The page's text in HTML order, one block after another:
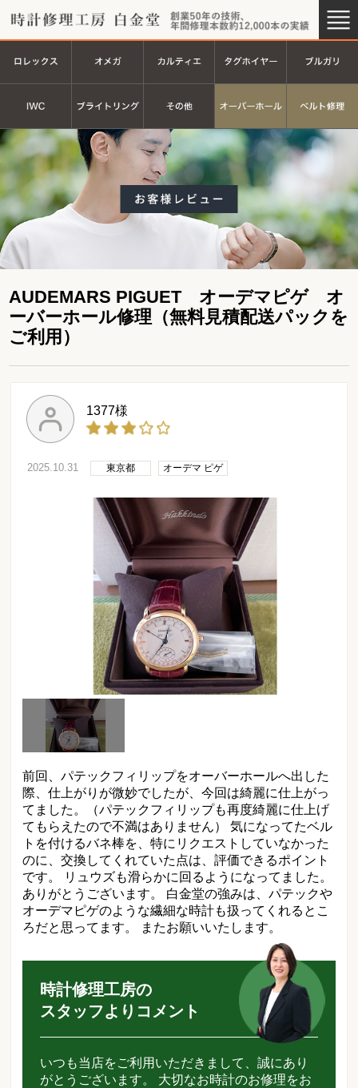
時計修理工房 白金堂（時計修理
創業44
AUDEMARS PIGUET オーデマピゲ オ
ーバーホール修理（無料見積配送パックを
ご利用）
1377様
2025.10.31 東京都 オーデマ ピゲ
前回、パテックフィリップをオーバーホールへ出した
際、仕上がりが微妙でしたが、今回は綺麗に仕上がっ
てました。（パテックフィリップも再度綺麗に仕上げ
てもらえたので不満はありません） 気になってたベル
トを付けるバネ棒を、特にリクエストしていなかった
のに、交換してくれていた点は、評価できるポイント
です。 リュウズも滑らかに回るようになってました。
ありがとうございます。 白金堂の強みは、パテックや
オーデマピゲのような繊細な時計も扱ってくれるとこ
ろだと思ってます。 またお願いいたします。
時計修理工房の
スタッフよりコメント
いつも当店をご利用いただきまして、誠にあり
がとうございます。 大切なお時計のお修理をお